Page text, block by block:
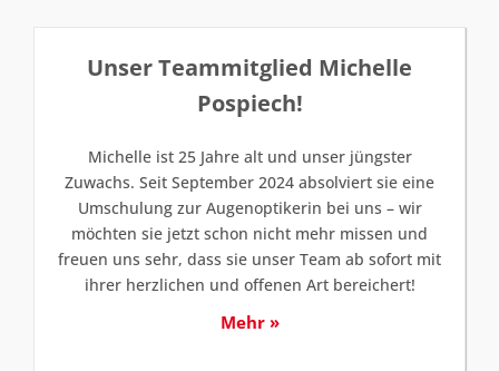
Unser Teammitglied Michelle
Pospiech!
Michelle ist 25 Jahre alt und unser jüngster
Zuwachs. Seit September 2024 absolviert sie eine
Umschulung zur Augenoptikerin bei uns – wir
möchten sie jetzt schon nicht mehr missen und
freuen uns sehr, dass sie unser Team ab sofort mit
ihrer herzlichen und offenen Art bereichert!
Mehr »